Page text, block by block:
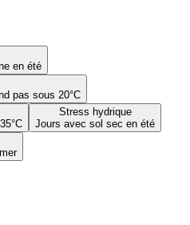
en été
pas sous 20°C
Stress hydrique
Jours avec sol sec en été